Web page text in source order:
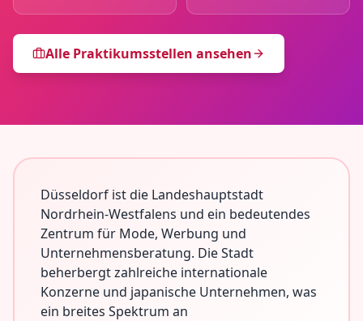
Alle Praktikumsstellen ansehen
Düsseldorf ist die Landeshauptstadt
Nordrhein-Westfalens und ein bedeutendes
Zentrum für Mode, Werbung und
Unternehmensberatung. Die Stadt
beherbergt zahlreiche internationale
Konzerne und japanische Unternehmen, was
ein breites Spektrum an